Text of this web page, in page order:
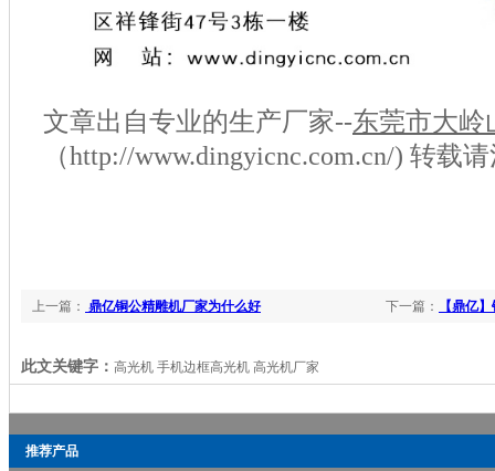
文章出自专业的生产厂家--东莞市大岭
（http://www.dingyicnc.com.cn/) 转载
下一篇： 【鼎亿
上一篇： 鼎亿铜公精雕机厂家为什么好
此文关键字： 高光机 手机边框高光机 高光机厂家
推荐产品